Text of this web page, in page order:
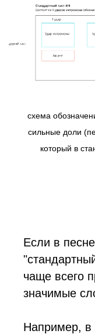
схема
сильные доли
который в
Если в
чаще всего
значимые
Например, в